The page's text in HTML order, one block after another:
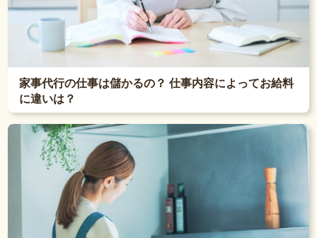
家事代行の仕事は儲かるの？ 仕事内容によってお給料
に違いは？